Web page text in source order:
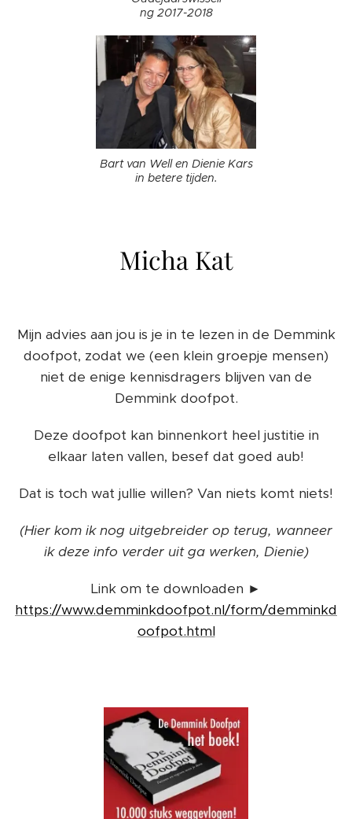
ng 2017-2018
Bart van Well en Dienie Kars
in betere tijden.
Micha Kat
Mijn advies aan jou is je in te lezen in de Demmink
doofpot, zodat we (een klein groepje mensen)
niet de enige kennisdragers blijven van de
Demmink doofpot.
Deze doofpot kan binnenkort heel justitie in
elkaar laten vallen, besef dat goed aub!
Dat is toch wat jullie willen? Van niets komt niets!
(Hier kom ik nog uitgebreider op terug, wanneer
ik deze info verder uit ga werken, Dienie)
Link om te downloaden ►
https://www.demminkdoofpot.nl/form/demminkd
oofpot.html